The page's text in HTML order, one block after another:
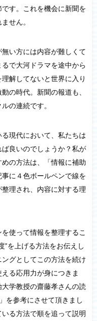
す。これを機会に新聞を
せん。
い方には内容が難しくて
で大河ドラマを途中から
解してないと世界に入り
の時代。新聞の報道も、
の連続です。
現代において、私たちは
良いのでしょうか？私が
の方法は、「情報に補助
に４色ボールペンで線を
理され、内容に対する理
使って情報を整理するこ
”を上げる方法をお伝えし
グとしてこの方法を続け
る応用力が身につきま
学教授の齋藤孝さんの読
を参考にさせて頂きまし
る方法で順を追って説明